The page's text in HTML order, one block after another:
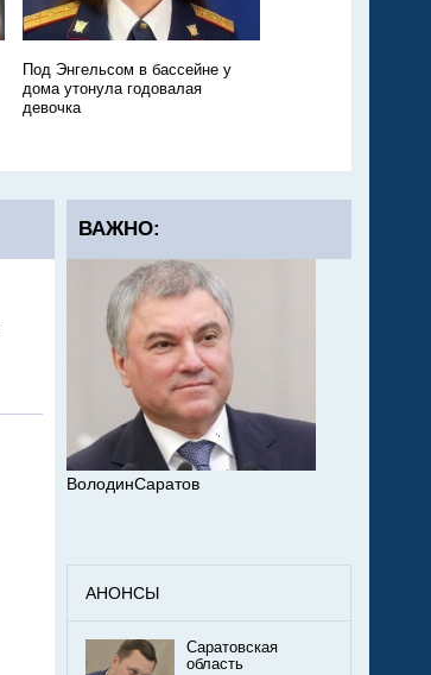
Под Энгельсом в бассейне у
дома утонула годовалая
девочка
ВАЖНО:
ВолодинСаратов
АНОНСЫ
Саратовская
область